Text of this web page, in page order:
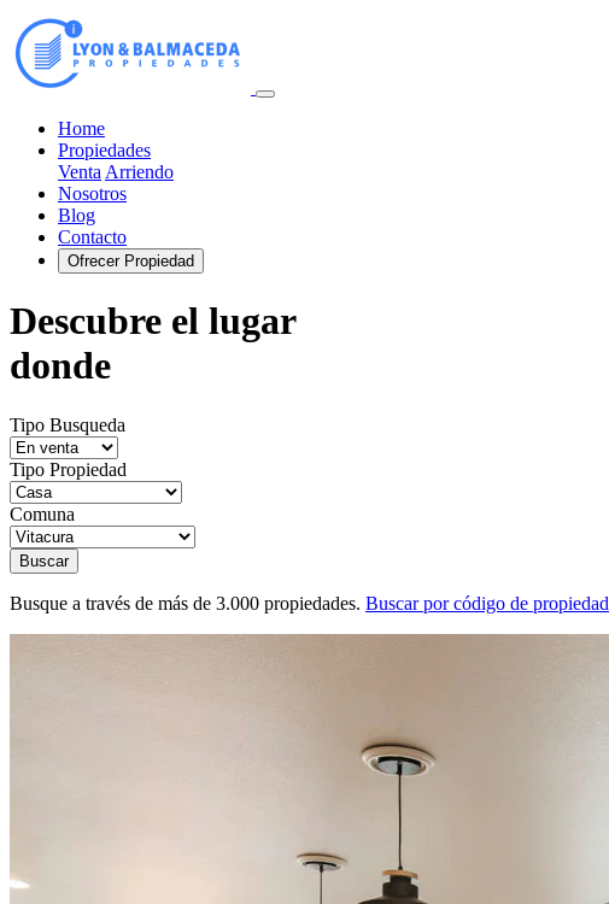
Home
Propiedades
Venta Arriendo
Nosotros
Blog
Contacto
Ofrecer Propiedad
Descubre el lugar
donde
Tipo Busqueda
Tipo Propiedad
Comuna
Buscar
Busque a través de más de 3.000 propiedades. Buscar por código de propiedad